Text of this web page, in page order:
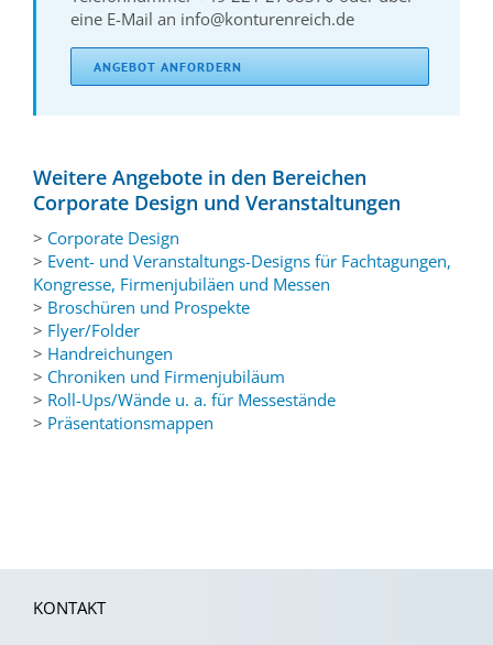
eine E-Mail an info@konturenreich.de
ANGEBOT ANFORDERN
Weitere Angebote in den Bereichen
Corporate Design und Veranstaltungen
> Corporate Design
> Event- und Veranstaltungs-Designs für Fachtagungen,
Kongresse, Firmenjubiläen und Messen
> Broschüren und Prospekte
> Flyer/Folder
> Handreichungen
> Chroniken und Firmenjubiläum
> Roll-Ups/Wände u. a. für Messestände
> Präsentationsmappen
KONTAKT